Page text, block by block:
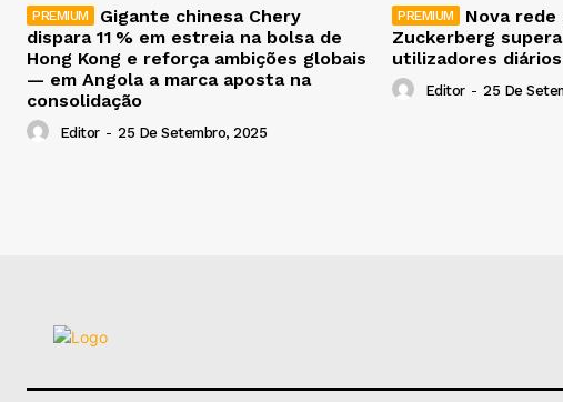
Gigante chinesa Chery
dispara 11 % em estreia na bolsa de
Hong Kong e reforça ambições globais
— em Angola a marca aposta na
consolidação
Editor - 25 De Setembro, 2025
Nova rede
Zuckerberg
utilizadores diários
Editor - 25 De